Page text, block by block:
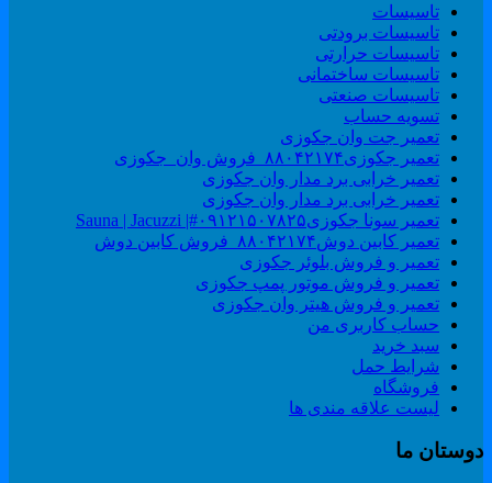
تاسیسات
تاسیسات برودتی
تاسیسات حرارتی
تاسیسات ساختمانی
تاسیسات صنعتی
تسویه حساب
تعمیر جت وان جکوزی
تعمیر جکوزی۸۸۰۴۲۱۷۴_فروش وان_جکوزی
تعمیر خرابی برد مدار وان جکوزی
تعمیر خرابی برد مدار وان جکوزی
تعمیر سونا جکوزی۰۹۱۲۱۵۰۷۸۲۵#| Sauna | Jacuzzi
تعمیر کابین دوش۸۸۰۴۲۱۷۴_فروش کابین دوش
تعمیر و فروش بلوئر جکوزی
تعمیر و فروش موتور پمپ جکوزی
تعمیر و فروش هیتر وان جکوزی
حساب کاربری من
سبد خرید
شرایط حمل
فروشگاه
لیست علاقه مندی ها
ما